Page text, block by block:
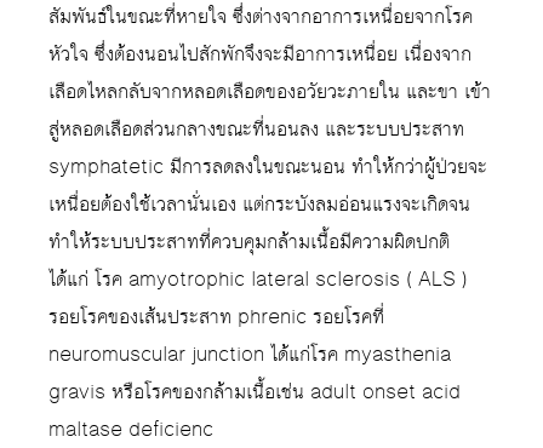
สัมพันธ์ในขณะที่หายใจ ซึ่งต่างจากอาการเหนื่อยจากโรค
หัวใจ ซึ่งต้องนอนไปสักพักจึงจะมีอาการเหนื่อย เนื่องจาก
เลือดไหลกลับจากหลอดเลือดของอวัยวะภายใน และขา เข้า
สู่หลอดเลือดส่วนกลางขณะที่นอนลง และระบบประสาท
symphatetic มีการลดลงในขณะนอน ทำให้กว่าผู้ป่วยจะ
เหนื่อยต้องใช้เวลานั่นเอง แต่กระบังลมอ่อนแรงจะเกิดจน
ทำให้ระบบประสาทที่ควบคุมกล้ามเนื้อมีความผิดปกติ
ได้แก่ โรค amyotrophic lateral sclerosis ( ALS )
รอยโรคของเส้นประสาท phrenic รอยโรคที่
neuromuscular junction ได้แก่โรค myasthenia
gravis หรือโรคของกล้ามเนื้อเช่น adult onset acid
maltase deficienc